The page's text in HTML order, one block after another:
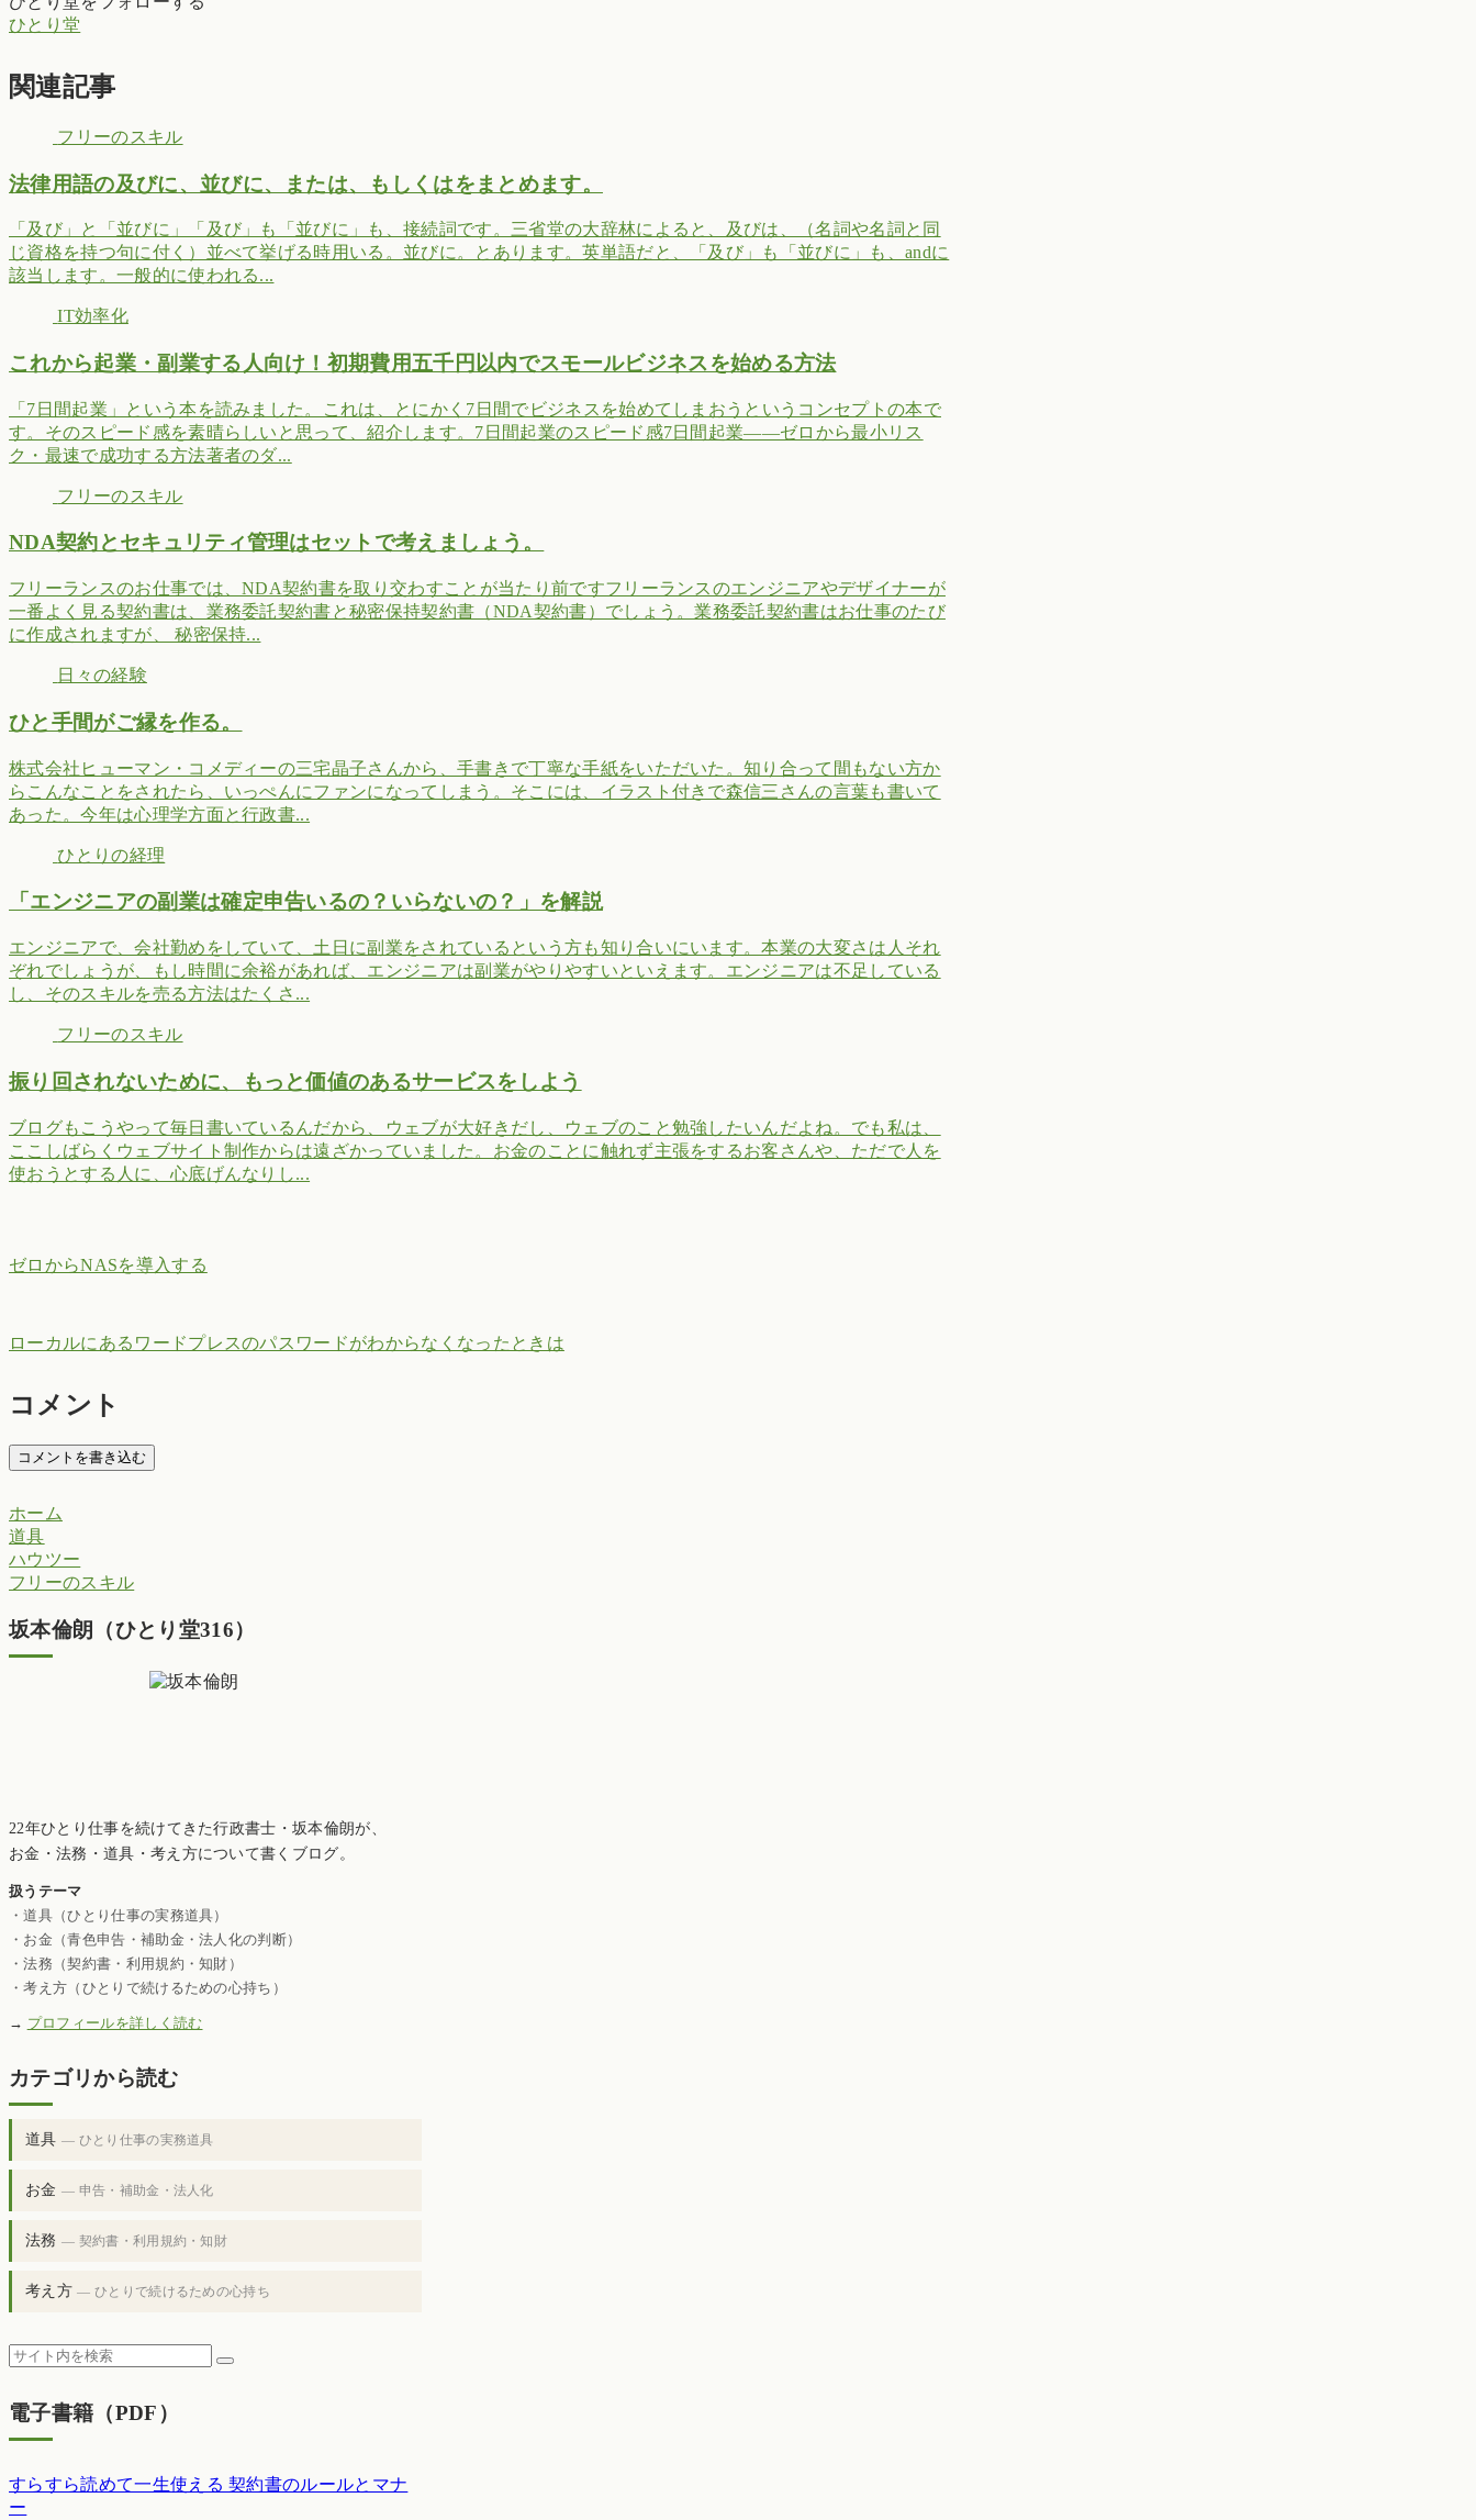
ひとり堂
関連記事
フリーのスキル
法律用語の及びに、並びに、または、もしくはをまとめます。
「及び」と「並びに」「及び」も「並びに」も、接続詞です。三省堂の大辞林によると、及びは、（名詞や名詞と同
じ資格を持つ句に付く）並べて挙げる時用いる。並びに。とあります。英単語だと、「及び」も「並びに」も、andに
該当します。一般的に使われる...
IT効率化
これから起業・副業する人向け！初期費用五千円以内でスモールビジネスを始める方法
「7日間起業」という本を読みました。これは、とにかく7日間でビジネスを始めてしまおうというコンセプトの本で
す。そのスピード感を素晴らしいと思って、紹介します。7日間起業のスピード感7日間起業――ゼロから最小リス
ク・最速で成功する方法著者のダ...
フリーのスキル
NDA契約とセキュリティ管理はセットで考えましょう。
フリーランスのお仕事では、NDA契約書を取り交わすことが当たり前ですフリーランスのエンジニアやデザイナーが
一番よく見る契約書は、業務委託契約書と秘密保持契約書（NDA契約書）でしょう。業務委託契約書はお仕事のたび
に作成されますが、 秘密保持...
日々の経験
ひと手間がご縁を作る。
株式会社ヒューマン・コメディーの三宅晶子さんから、手書きで丁寧な手紙をいただいた。知り合って間もない方か
らこんなことをされたら、いっぺんにファンになってしまう。そこには、イラスト付きで森信三さんの言葉も書いて
あった。今年は心理学方面と行政書...
ひとりの経理
「エンジニアの副業は確定申告いるの？いらないの？」を解説
エンジニアで、会社勤めをしていて、土日に副業をされているという方も知り合いにいます。本業の大変さは人それ
ぞれでしょうが、もし時間に余裕があれば、エンジニアは副業がやりやすいといえます。エンジニアは不足している
し、そのスキルを売る方法はたくさ...
フリーのスキル
振り回されないために、もっと価値のあるサービスをしよう
ブログもこうやって毎日書いているんだから、ウェブが大好きだし、ウェブのこと勉強したいんだよね。でも私は、
ここしばらくウェブサイト制作からは遠ざかっていました。お金のことに触れず主張をするお客さんや、ただで人を
使おうとする人に、心底げんなりし...
ゼロからNASを導入する
ローカルにあるワードプレスのパスワードがわからなくなったときは
コメント
コメントを書き込む
ホーム
道具
ハウツー
フリーのスキル
坂本倫朗（ひとり堂316）
22年ひとり仕事を続けてきた行政書士・坂本倫朗が、
お金・法務・道具・考え方について書くブログ。
扱うテーマ
・道具（ひとり仕事の実務道具）
・お金（青色申告・補助金・法人化の判断）
・法務（契約書・利用規約・知財）
・考え方（ひとりで続けるための心持ち）
→ プロフィールを詳しく読む
カテゴリから読む
道具 — ひとり仕事の実務道具
お金 — 申告・補助金・法人化
法務 — 契約書・利用規約・知財
考え方— ひとりで続けるための心持ち
電子書籍（PDF）
すらすら読めて一生使える 契約書のルールとマナ
ー